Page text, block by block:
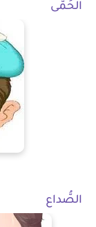
الحُمَّى
الصُّداع